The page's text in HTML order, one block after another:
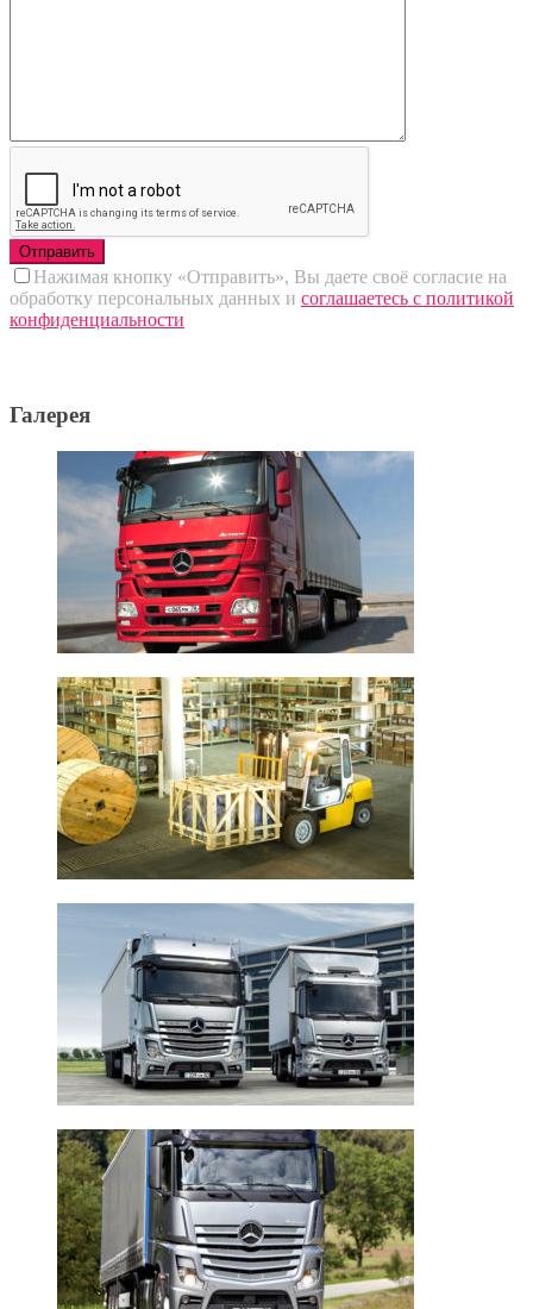
Нажимая кнопку «Отправить», Вы даете своё согласие на
обработку персональных данных и соглашаетесь с политикой
конфиденциальности
Галерея